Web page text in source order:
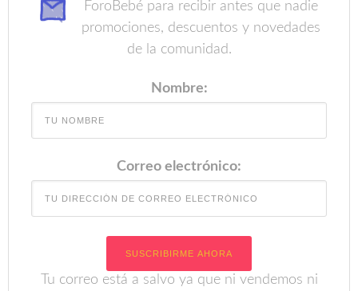
ForoBebé para recibir antes que nadie
promociones, descuentos y novedades
de la comunidad.
Nombre:
Correo electrónico:
Tu correo está a salvo ya que ni vendemos ni